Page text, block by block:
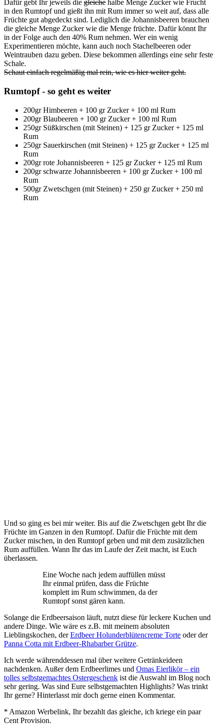
Dafür gebt Ihr jeweils die gleiche halbe Menge Zucker wie Frucht
in den Rumtopf und gießt ihn mit Rum immer so weit auf, dass alle
Früchte gut abgedeckt sind. Lediglich die Johannisbeeren brauchen
die gleiche Menge Zucker wie die Menge früchte. Dafür könnt Ihr
in der Folge auch den 40% Rum nehmen. Wer ein wenig
Experimentieren möchte, kann auch noch Stachelbeeren oder
Weintrauben dazu geben. Diese bekommen allerdings eine sehr feste
Schale.
Schaut einfach regelmäßig mal rein, wie es hier weiter geht.
Rumtopf - so geht es weiter
200gr Himbeeren + 100 gr Zucker + 100 ml Rum
200gr Blaubeeren + 100 gr Zucker + 100 ml Rum
250gr Süßkirschen (mit Steinen) + 125 gr Zucker + 125 ml
Rum
250gr Sauerkirschen (mit Steinen) + 125 gr Zucker + 125 ml
Rum
200gr rote Johannisbeeren + 125 gr Zucker + 125 ml Rum
200gr schwarze Johannisbeeren + 100 gr Zucker + 100 ml
Rum
500gr Zwetschgen (mit Steinen) + 250 gr Zucker + 250 ml
Rum
Und so ging es bei mir weiter. Bis auf die Zwetschgen gebt Ihr die
Früchte im Ganzen in den Rumtopf. Dafür die Früchte mit dem
Zucker mischen, in den Rumtopf geben und mit dem zusätzlichen
Rum auffüllen. Wann Ihr das im Laufe der Zeit macht, ist Euch
überlassen.
Eine Woche nach jedem auffüllen müsst
Ihr einmal prüfen, dass die Früchte
komplett im Rum schwimmen, da der
Rumtopf sonst gären kann.
Solange die Erdbeersaison läuft, nutzt diese für leckere Kuchen und
andere Dinge. Wie wäre es z.B. mit meinem absoluten
Lieblingskochen, derErdbeer Holunderblütencreme Torte oder der
Panna Cotta mit Erdbeer-Rhabarber Grütze.
Ich werde währenddessen mal über weitere Getränkeideen
nachdenken. Außer dem Erdbeerlimes und Omas Eierlikör – ein
tolles selbstgemachtes Ostergeschenk ist die Auswahl im Blog noch
sehr gering. Was sind Eure selbstgemachten Highlights? Was trinkt
Ihr gerne? Hinterlasst mir doch gerne einen Kommentar.
* Amazon Werbelink, Ihr bezahlt das gleiche, ich kriege ein paar
Cent Provision.